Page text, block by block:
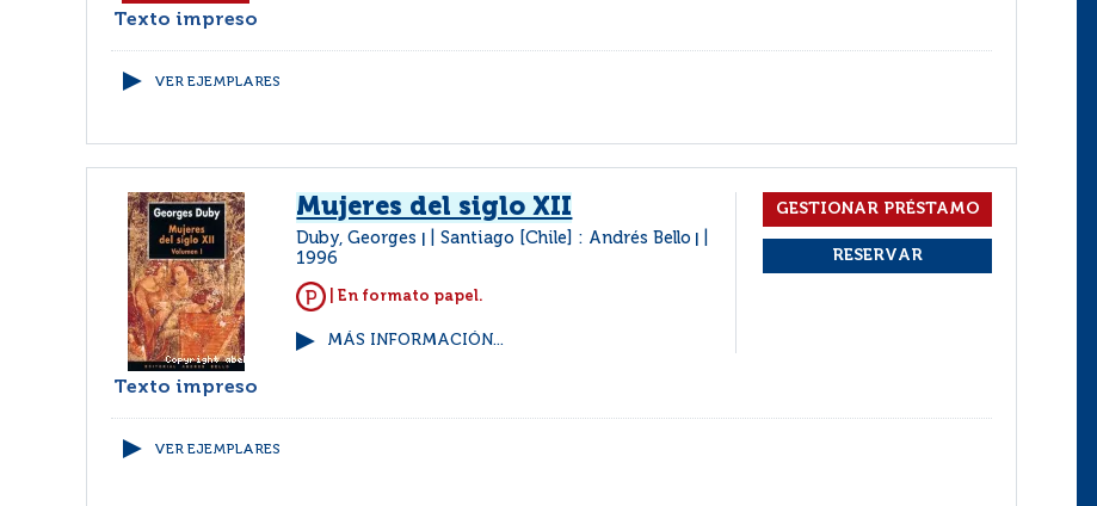
Texto impreso
VER EJEMPLARES
Texto impreso
Mujeres del siglo XII
Duby, Georges Santiago [Chile] : Andrés Bello
1996
| En formato papel.
MÁS INFORMACIÓN...
VER EJEMPLARES